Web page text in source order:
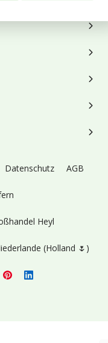
Datenschutz AGB
Heyl
(Holland 🌷)